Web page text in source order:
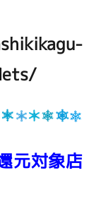
元対象店